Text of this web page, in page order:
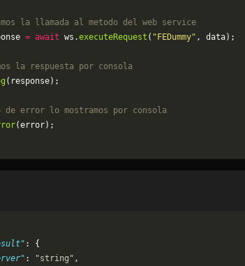
la llamada al metodo del web service
= await ws.executeRequest ( "FEDummy" , data);
la respuesta por consola
(response);
de error lo mostramos por consola
(error);
: {
: "string" ,